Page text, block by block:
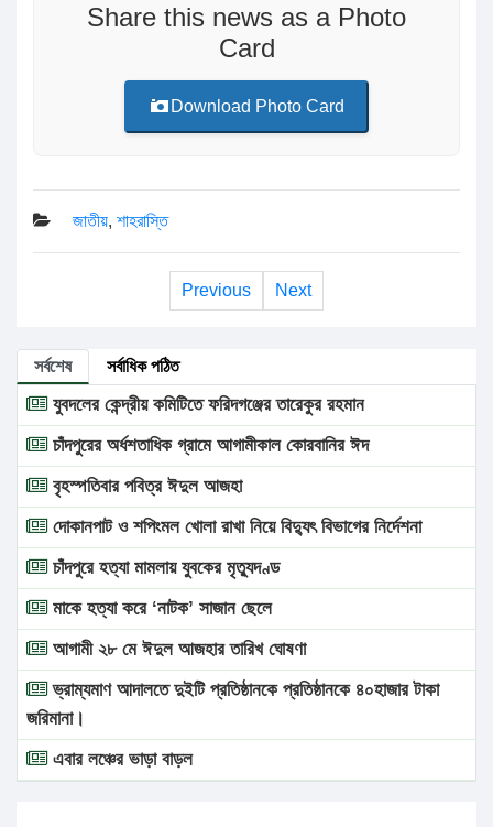
Share this news as a Photo
Card
Download Photo Card
জাতীয়, শাহরাস্তি
Previous Next
সর্বশেষ সর্বাধিক পঠিত
যুবদলের কেন্দ্রীয় কমিটিতে ফরিদগঞ্জের তারেকুর রহমান
চাঁদপুরের অর্ধশতাধিক গ্রামে আগামীকাল কোরবানির ঈদ
বৃহস্পতিবার পবিত্র ঈদুল আজহা
দোকানপাট ও শপিংমল খোলা রাখা নিয়ে বিদ্যুৎ বিভাগের নির্দেশনা
চাঁদপুরে হত্যা মামলায় যুবকের মৃত্যুদণ্ড
মাকে হত্যা করে ‘নাটক’ সাজান ছেলে
আগামী ২৮ মে ঈদুল আজহার তারিখ ঘোষণা
ভ্রাম্যমাণ আদালতে দুইটি প্রতিষ্ঠানকে প্রতিষ্ঠানকে ৪০হাজার টাকা
জরিমানা।
এবার লঞ্চের ভাড়া বাড়ল